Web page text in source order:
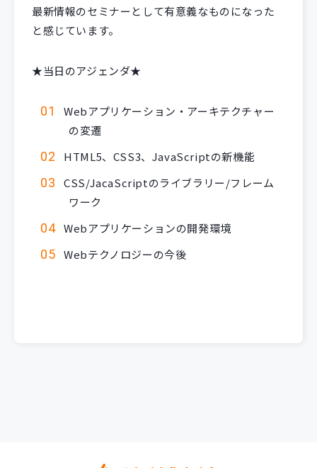
最新情報のセミナーとして有意義なものになった
と感じています。
★当日のアジェンダ★
Webアプリケーション・アーキテクチャー
の変遷
HTML5、CSS3、JavaScriptの新機能
CSS/JacaScriptのライブラリー/フレーム
ワーク
Webアプリケーションの開発環境
Webテクノロジーの今後